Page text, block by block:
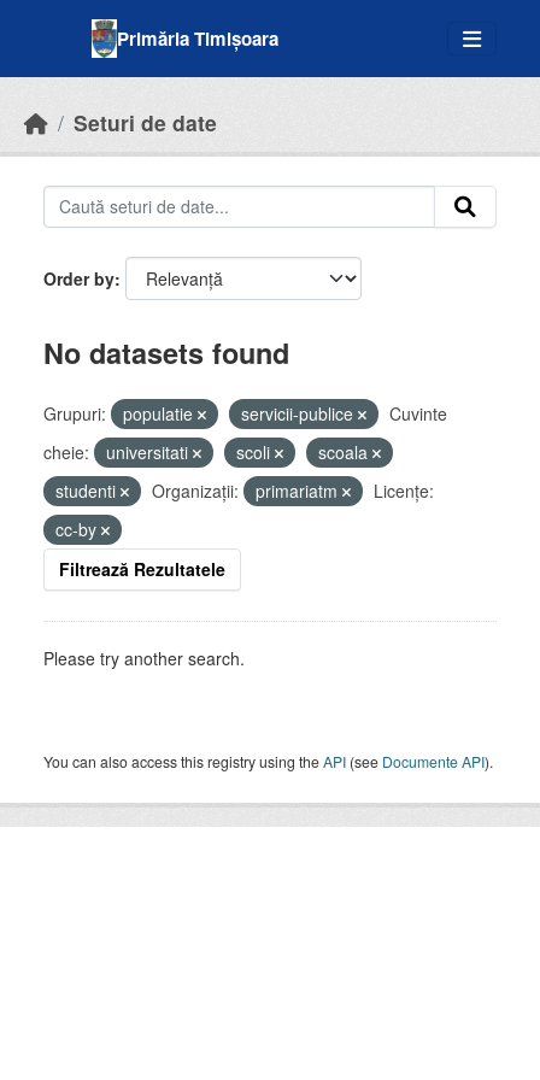
Primăria Timișoara
Seturi de date
Order by
No datasets found
Grupuri: populatie servicii-publice
Cuvinte
cheie:
universitati scoli
scoala
studenti
Organizații: primariatm
Licenţe:
cc-by
Filtrează Rezultatele
Please try another search.
You can also access this registry using theAPI (see Documente API).